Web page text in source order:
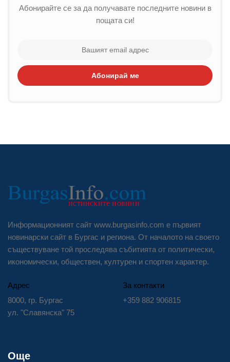
Абонирайте се за да получавате последните новини в
пощата си!
Абонирай ме
Информационният сайт www.burgasinfo.com е първият
новинарски сайт в Бургас и региона. От началото на своето
съществуване той проследява събитията от политически,
икономически, обществен, културен и спортен характер.
Адрес
8000, гр. Бургас
ул. "Славянска" 75
За контакти
+359 882 906815
Още